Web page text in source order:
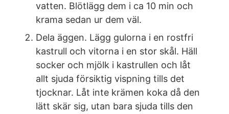
vatten. Blötlägg dem i ca 10 min och
krama sedan ur dem väl.
Dela äggen. Lägg gulorna i en rostfri
kastrull och vitorna i en stor skål. Häll
socker och mjölk i kastrullen och låt
allt sjuda försiktig vispning tills det
tjocknar. Låt inte krämen koka då den
lätt skär sig, utan bara sjuda tills den